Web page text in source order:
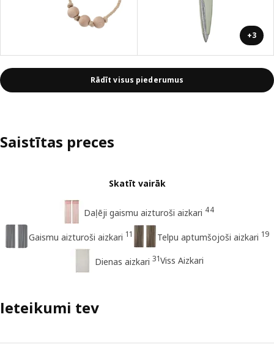
+3
Rādīt visus piederumus
Saistītas preces
Skatīt vairāk
Daļēji gaismu aizturoši aizkari 44
Gaismu aizturoši aizkari 11 Telpu aptumšojoši aizkari 19
Dienas aizkari 31Viss Aizkari
Ieteikumi tev